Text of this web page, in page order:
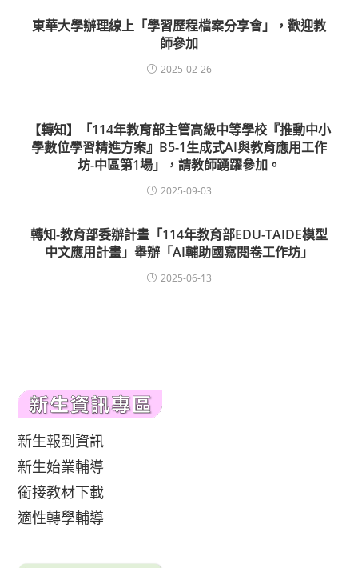
東華大學辦理線上「學習歷程檔案分享會」，歡迎教
師參加
2025-02-26
【轉知】「114年教育部主管高級中等學校『推動中小
學數位學習精進方案』B5-1生成式AI與教育應用工作
坊-中區第1場」，請教師踴躍參加。
2025-09-03
轉知-教育部委辦計畫「114年教育部EDU-TAIDE模型
中文應用計畫」舉辦「AI輔助國寫閱卷工作坊」
2025-06-13
新生報到資訊
新生始業輔導
銜接教材下載
適性轉學輔導